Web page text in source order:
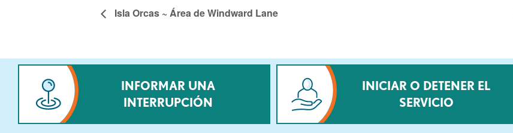
Isla Orcas ~ Área de Windward Lane
INFORMAR UNA
INTERRUPCIÓN
INICIAR O DETENER EL
SERVICIO